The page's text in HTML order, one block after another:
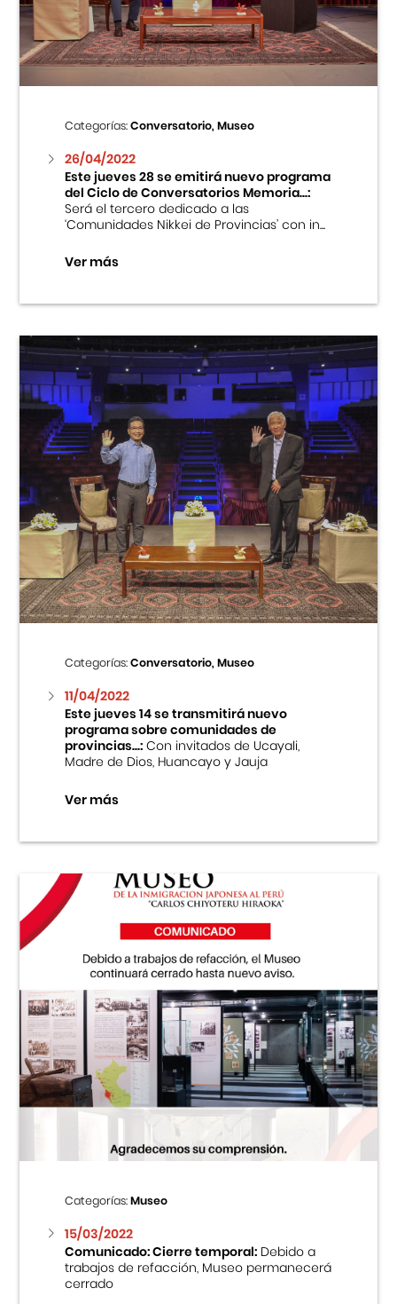
Centro Cultural Peruano Japonés
Museo de la Inmigración Japonesa
Fondo Editorial
Teatro Peruano Japonés
Categorías:Conversatorio, Museo
26/04/2022
Este jueves 28 se emitirá nuevo programa
del Ciclo de Conversatorios Memoria...:
Será el tercero dedicado a las
‘Comunidades Nikkei de Provincias’ con in...
Ver más
Categorías:Conversatorio, Museo
11/04/2022
Este jueves 14 se transmitirá nuevo
programa sobre comunidades de
provincias...:Con invitados de Ucayali,
Madre de Dios, Huancayo y Jauja
Ver más
Categorías:Museo
15/03/2022
Comunicado: Cierre temporal:Debido a
trabajos de refacción, Museo permanecerá
cerrado